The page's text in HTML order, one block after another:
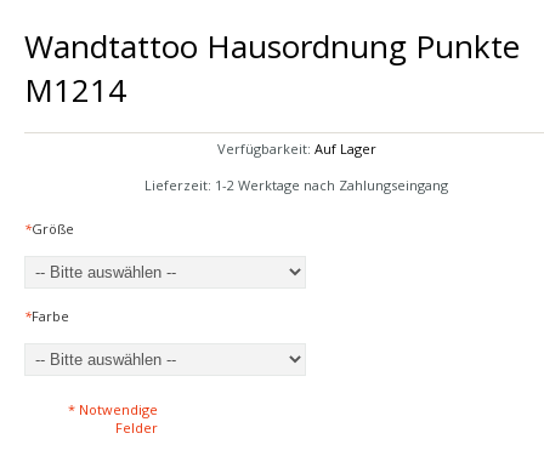
Wandtattoo Hausordnung Punkte
M1214
Verfügbarkeit: Auf Lager
Lieferzeit: 1-2 Werktage nach Zahlungseingang
*Größe
*Farbe
* Notwendige
Felder